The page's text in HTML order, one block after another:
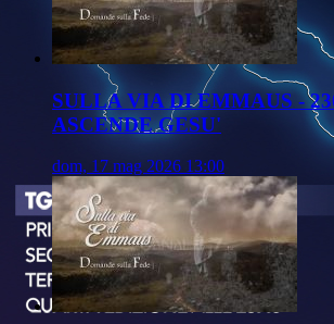
SULLA VIA DI EMMAUS -
ASCENDE GESU'
dom, 17 mag 2026 13:00